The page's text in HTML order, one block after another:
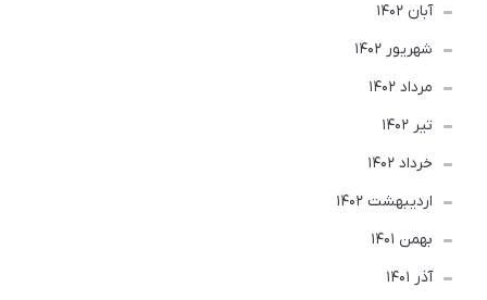
آبان 1402
شهریور 1402
مرداد 1402
تير 1402
خرداد 1402
ارديبهشت 1402
بهمن 1401
آذر 1401